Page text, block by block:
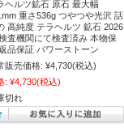
ヘルツ鉱石 原石 最大幅
重さ536g つやつや光沢 話
高純度 テラヘルツ 鉱石 2026
査機関にて検査済み 本物保
品保証 パワーストーン
販売価格: ¥4,730(税込)
: ¥4,730(税込)
切れ